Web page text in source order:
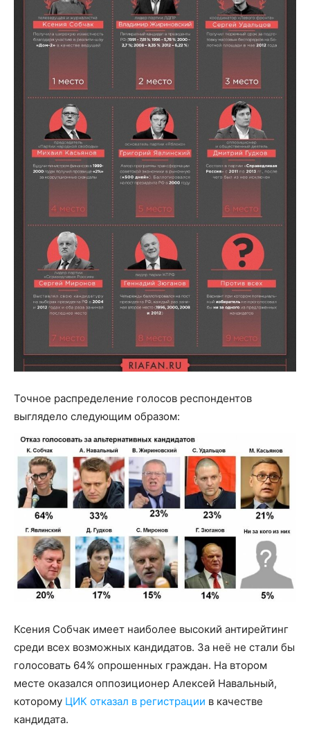
Точное распределение голосов респондентов
выглядело следующим образом:
Ксения Собчак имеет наиболее высокий антирейтинг
среди всех возможных кандидатов. За неё не стали бы
голосовать 64% опрошенных граждан. На втором
месте оказался оппозиционер Алексей Навальный,
которому ЦИК отказал в регистрации в качестве
кандидата.